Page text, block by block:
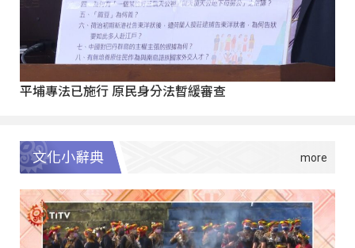
平埔專法已施行 原民身分法暫緩審查
文化小辭典